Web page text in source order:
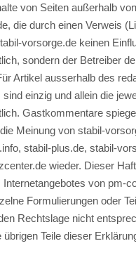
von Seiten außerhalb
die durch einen Verweis
vorsorge.de keinen
sondern der Betreiber
Artikel ausserhalb des
einzig und allein die
Gastkommentare
Meinung von stabil-
stabil-plus.de, stabil-
wieder. Dieser
Internetangebotes von pm-
Formulierungen oder
Rechtslage nicht
übrigen Teile dieser